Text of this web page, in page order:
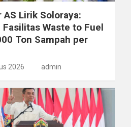
AS Lirik Soloraya:
Fasilitas Waste to Fuel
Ton Sampah per
2026 admin